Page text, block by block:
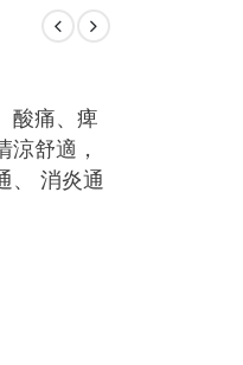
酸痛、痺
舒適，
、 消炎通